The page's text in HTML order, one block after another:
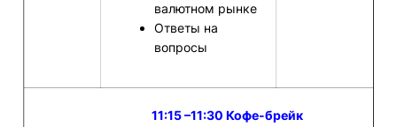
валютном рынке
Ответы на
вопросы
11:15 –11:30 Кофе-брейк